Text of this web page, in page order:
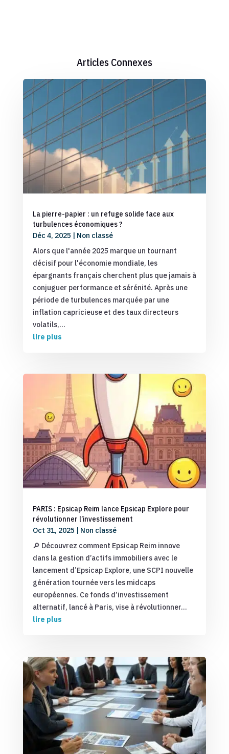
Articles Connexes
La pierre-papier : un refuge solide face aux
turbulences économiques ?
Déc 4, 2025 | Non classé
Alors que l'année 2025 marque un tournant
décisif pour l'économie mondiale, les
épargnants français cherchent plus que jamais à
conjuguer performance et sérénité. Après une
période de turbulences marquée par une
inflation capricieuse et des taux directeurs
volatils,...
lire plus
PARIS : Epsicap Reim lance Epsicap Explore pour
révolutionner l’investissement
Oct 31, 2025
Non classé
🔎 Découvrez comment Epsicap Reim innove
dans la gestion d’actifs immobiliers avec le
lancement d’Epsicap Explore, une SCPI nouvelle
génération tournée vers les midcaps
européennes. Ce fonds d’investissement
alternatif, lancé à Paris, vise à révolutionner...
lire plus